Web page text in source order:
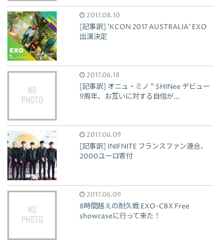
2017.08.10
[記事訳] 'KCON 2017 AUSTRALIA' EXO
出演決定
2017.06.18
[記事訳] オニュ・ミノ " SHINee デビュー
9周年、お互いに対する自信が...
2017.06.09
[記事訳] INIFNITE フランスファン連合、
2000ユーロ寄付
2017.06.09
8時間越えの耐久戦 EXO-CBX Free
showcaseに行って来た！